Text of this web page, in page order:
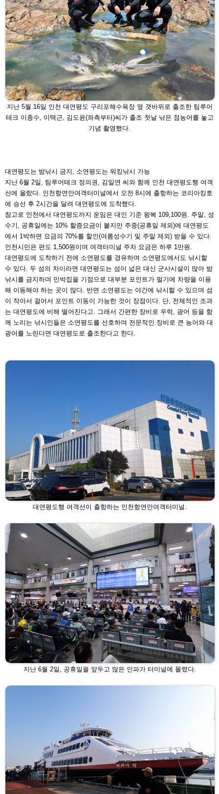
지난 5월 16일 인천 대연평도 구리포해수욕장 옆 갯바위로 출조한 팀루어
테 크 이종수, 이택근, 김도윤(좌측부터)씨가 출조 첫날 낚은 점농어를 놓고
기념 촬영했다.
대연평도는 밤낚시 금지, 소연평도는 워킹낚시 가능
지난 6월 2일, 팀루어테크 정의권, 김일연 씨와 함께 인천 대연평도행 여객
선에 올랐다. 인천항연안여객터미널에서 오전 8시에 출항하는 코리아킹호
에 승선 후 2시간을 달려 대연평도에 도착했다.
참고로 인천에서 대연평도까지 운임은 대인 기준 왕복 109,100원. 주말, 성
수기, 공휴일에는 10% 할증요금이 붙지만 주중(공휴일 제외)에 대연평도
에서 1박하면 요금의 70%를 할인(여름성수기 및 주말 제외) 받을 수 있다.
인천시민은 편도 1,500원이며 여객터미널 주차 요금은 하루 1만원.
대연평도에 도착하기 전에 소연평도를 경유하며 소연평도에서도 낚시할
수 있다. 두 섬의 차이라면 대연평도는 섬이 넓은 대신 군사시설이 많아 밤
낚시를 금지하며 민박집을 기 점으로 대부분 포인트가 멀기에 차량을 이용
해 이동해야 하는 곳이 많다. 반면 소연평도는 야간에 낚시할 수 있으며 섬
이 작아서 걸어서 포인트 이동이 가능한 것이 장점이다. 단, 전체적인 조과
는 대연평도에 비해 떨어진다고. 그래서 간편 한 장비로 우럭, 광어 등을 함
께 노리는 낚시인들은 소연평 도를 선호하며 전문적인 장비로 큰 농어와 대
광어를 노린다면 대연평도로 출조한다고 한다.
대연평도행 여객선이 출항하는 인천항연안여객터미널.
지난 6월 2일, 공휴일을 앞두고 많은 인파가 터미널에 몰렸다.